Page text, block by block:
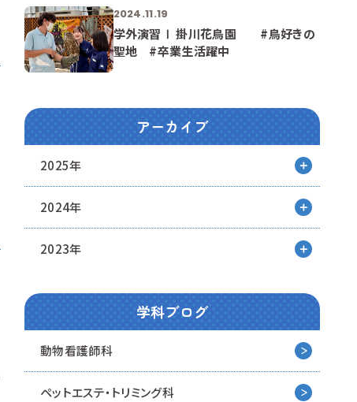
2024.11.19
学外演習Ⅰ 掛川花鳥園 #鳥好きの
聖地 #卒業生活躍中
アーカイブ
2025年
2024年
2023年
学科ブログ
動物看護師科
ペットエステ・トリミング科